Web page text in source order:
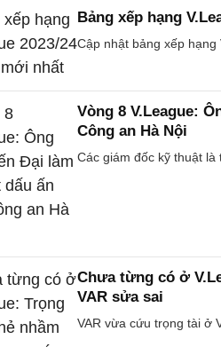
Bảng xếp hạng
Cập nhật bảng xếp hạng
Vòng 8 V.League:
Công an Hà Nội
Các giám đốc kỹ thuật là
Chưa từng có ở
VAR sửa sai
VAR vừa cứu trọng tài ở